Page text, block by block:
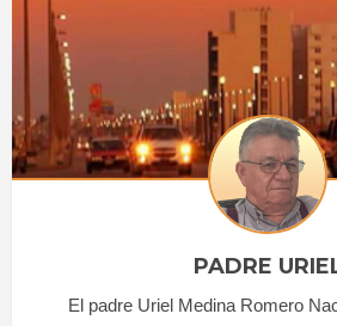
PADRE
El padre Uriel Medina Romero